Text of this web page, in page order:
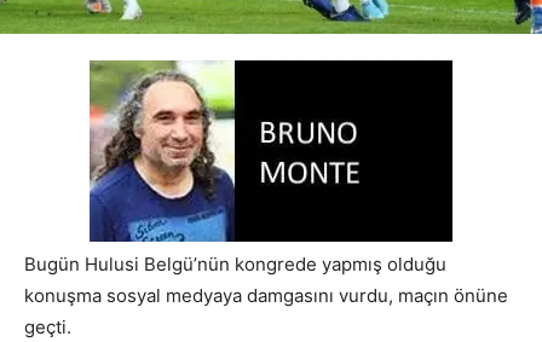
Bugün Hulusi Belgü’nün kongrede yapmış olduğu
konuşma sosyal medyaya damgasını vurdu, maçın önüne
geçti.